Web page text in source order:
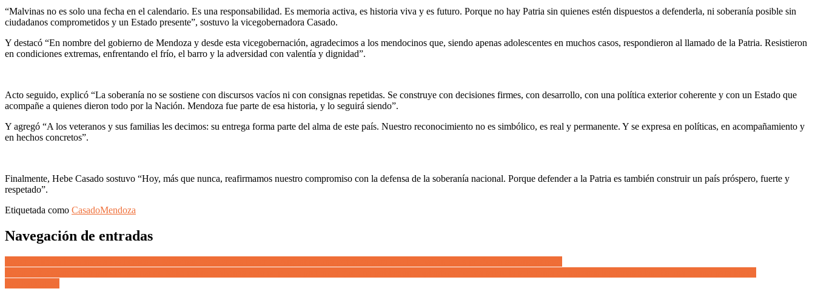
“Malvinas no es solo una fecha en el calendario. Es una responsabilidad. Es memoria activa, es historia viva y es futuro. Porque no hay Patria sin quienes estén dispuestos a defenderla, ni soberanía posible sin
ciudadanos comprometidos y un Estado presente”, sostuvo la vicegobernadora Casado.
Y destacó “En nombre del gobierno de Mendoza y desde esta vicegobernación, agradecimos a los mendocinos que, siendo apenas adolescentes en muchos casos, respondieron al llamado de la Patria. Resistieron
en condiciones extremas, enfrentando el frío, el barro y la adversidad con valentía y dignidad”.
Acto seguido, explicó “La soberanía no se sostiene con discursos vacíos ni con consignas repetidas. Se construye con decisiones firmes, con desarrollo, con una política exterior coherente y con un Estado que
acompañe a quienes dieron todo por la Nación. Mendoza fue parte de esa historia, y lo seguirá siendo”.
Y agregó “A los veteranos y sus familias les decimos: su entrega forma parte del alma de este país. Nuestro reconocimiento no es simbólico, es real y permanente. Y se expresa en políticas, en acompañamiento y
en hechos concretos”.
Finalmente, Hebe Casado sostuvo “Hoy, más que nunca, reafirmamos nuestro compromiso con la defensa de la soberanía nacional. Porque defender a la Patria es también construir un país próspero, fuerte y
respetado”.
Etiquetada como CasadoMendoza
Navegación de entradas